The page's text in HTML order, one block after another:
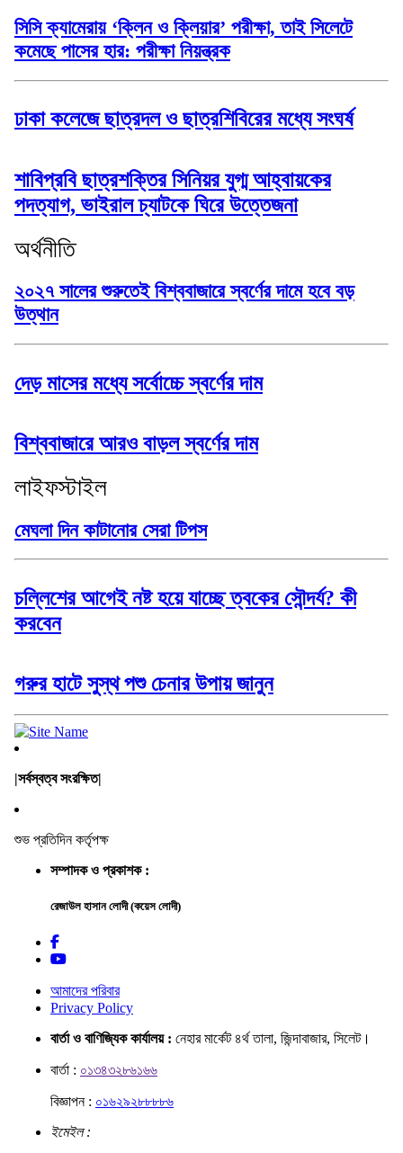
সিসি ক্যামেরায় ‘ক্লিন ও ক্লিয়ার’ পরীক্ষা, তাই সিলেটে
কমেছে পাসের হার: পরীক্ষা নিয়ন্ত্রক
ঢাকা কলেজে ছাত্রদল ও ছাত্রশিবিরের মধ্যে সংঘর্ষ
শাবিপ্রবি ছাত্রশক্তির সিনিয়র যুগ্ম আহ্বায়কের
পদত্যাগ, ভাইরাল চ্যাটকে ঘিরে উত্তেজনা
অর্থনীতি
২০২৭ সালের শুরুতেই বিশ্ববাজারে স্বর্ণের দামে হবে বড়
উত্থান
দেড় মাসের মধ্যে সর্বোচ্চে স্বর্ণের দাম
বিশ্ববাজারে আরও বাড়ল স্বর্ণের দাম
লাইফস্টাইল
মেঘলা দিন কাটানোর সেরা টিপস
চল্লিশের আগেই নষ্ট হয়ে যাচ্ছে ত্বকের সৌন্দর্য? কী
করবেন
গরুর হাটে সুস্থ পশু চেনার উপায় জানুন
|সর্বস্বত্ব সংরক্ষিত|
শুভ প্রতিদিন কর্তৃপক্ষ
সম্পাদক ও প্রকাশক :
রেজাউল হাসান লোদী (কয়েস লোদী)
আমাদের পরিবার
Privacy Policy
বার্তা ও বাণিজ্যিক কার্যালয় : নেহার মার্কেট ৪র্থ তালা, জিন্দাবাজার, সিলেট।
বার্তা : ০১৩৪৩২৮৬১৬৬
বিজ্ঞাপন : ০১৬২৯২৮৮৮৮৬
ইমেইল :